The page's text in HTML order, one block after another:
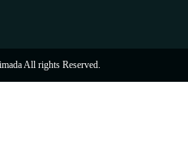
All rights Reserved.